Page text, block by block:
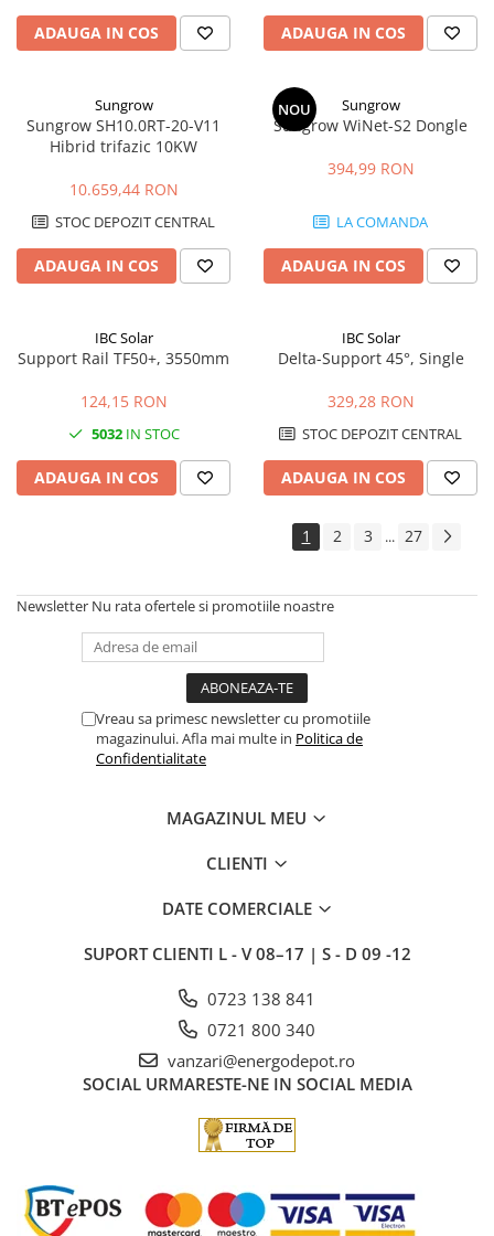
ADAUGA IN COS ADAUGA IN COS
Sungrow
Sungrow SH10.0RT-20-V11
Hibrid trifazic 10KW
10.659,44 RON
STOC DEPOZIT CENTRAL
ADAUGA IN COS
NOU Sungrow
Sungrow WiNet-S2 Dongle
394,99 RON
LA COMANDA
ADAUGA IN COS
IBC Solar
Support Rail TF50+, 3550mm
124,15 RON
5032IN STOC
ADAUGA IN COS
IBC Solar
Delta-Support 45°, Single
329,28 RON
STOC DEPOZIT CENTRAL
ADAUGA IN COS
1 2 3 ... 27
Newsletter Nu rata ofertele si promotiile noastre
Vreau sa primesc newsletter cu promotiile
magazinului. Afla mai multe in Politica de
Confidentialitate
MAGAZINUL MEU
CLIENTI
DATE COMERCIALE
SUPORT CLIENTI L - V 08–17 | S - D 09 -12
0723 138 841
0721 800 340
vanzari@energodepot.ro
SOCIAL URMARESTE-NE IN SOCIAL MEDIA